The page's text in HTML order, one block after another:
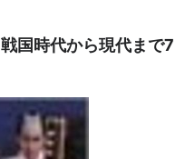
国時代から現代まで7